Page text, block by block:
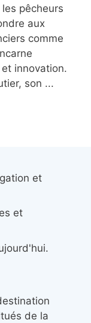
pêcheurs
aux
comme
innovation.
son ...
et
et
de la